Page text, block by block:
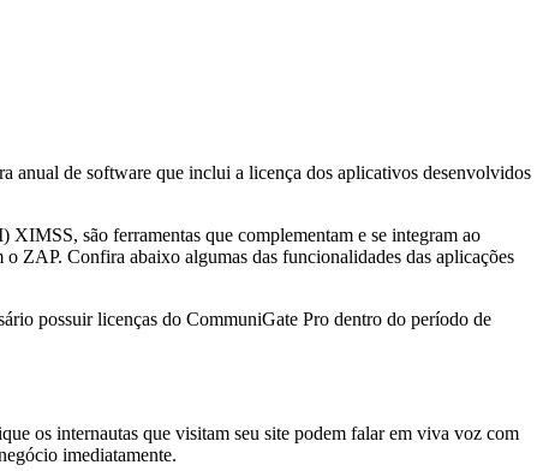
anual de software que inclui a licença dos aplicativos desenvolvidos
são ferramentas que complementam e se integram ao
ZAP. Confira abaixo algumas das funcionalidades das aplicações
possuir licenças do CommuniGate Pro dentro do período de
os internautas que visitam seu site podem falar em viva voz com
imediatamente.